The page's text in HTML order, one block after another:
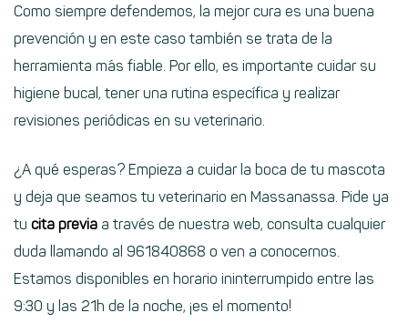
Como siempre defendemos, la mejor cura es una buena
prevención y en este caso también se trata de la
herramienta más fiable. Por ello, es importante cuidar su
higiene bucal, tener una rutina específica y realizar
revisiones periódicas en su veterinario.
¿A qué esperas? Empieza a cuidar la boca de tu mascota
y deja que seamos tu veterinario en Massanassa. Pide ya
tu cita previa a través de nuestra web, consulta cualquier
duda llamando al 961840868 o ven a conocernos.
Estamos disponibles en horario ininterrumpido entre las
9:30 y las 21h de la noche, ¡es el momento!